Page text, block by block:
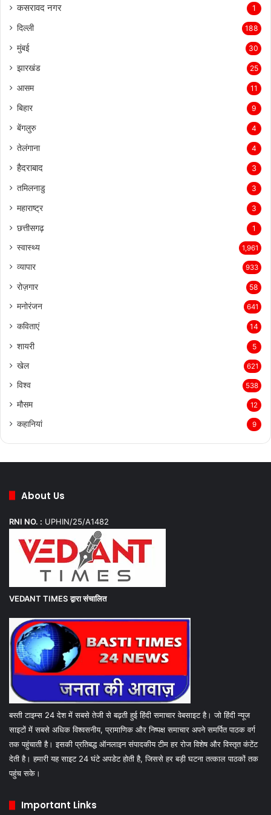
कसरावद नगर 1
दिल्ली 188
मुंबई 30
झारखंड 25
आसम 11
बिहार 9
बेंगलुरु 4
तेलंगाना 4
हैदराबाद 3
तमिलनाडु 3
महाराष्ट्र 3
छत्तीसगढ़ 1
स्वास्थ्य 1,961
व्यापार 933
रोज़गार 58
मनोरंजन 641
कविताएं 14
शायरी 5
खेल 621
विश्व 538
मौसम 12
कहानियां 9
About Us
RNI NO. : UPHIN/25/A1482
VEDANT TIMES द्वारा संचालित
बस्ती टाइम्स 24 देश में सबसे तेजी से बढ़ती हुई हिंदी समाचार वेबसाइट है। जो हिंदी न्यूज
साइटों में सबसे अधिक विश्वसनीय, प्रामाणिक और निष्पक्ष समाचार अपने समर्पित पाठक वर्ग
तक पहुंचाती है। इसकी प्रतिबद्ध ऑनलाइन संपादकीय टीम हर रोज विशेष और विस्तृत कंटेंट
देती है। हमारी यह साइट 24 घंटे अपडेट होती है, जिससे हर बड़ी घटना तत्काल पाठकों तक
पहुंच सके।
Important Links